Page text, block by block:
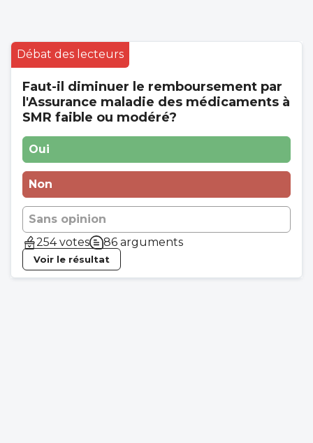
Débat des lecteurs
Faut-il diminuer le remboursement par
l'Assurance maladie des médicaments à
SMR faible ou modéré?
Oui
Non
Sans opinion
254 votes
86 arguments
Voir le résultat